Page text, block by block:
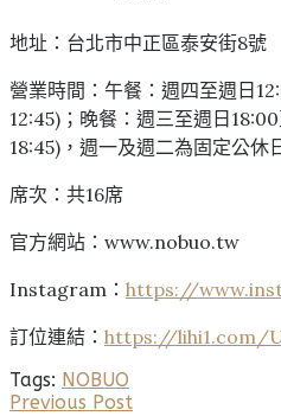
地址：台北市中正區泰安街8號
營業時間：午餐：週四至週日
12:45)；晚餐：週三至週日
18:45)，週一及週二為固定公休
席次：共16席
官方網站：www.nobuo.tw
Instagram： https://
訂位連結： https://lihi1.com/
Tags: NOBUO
Previous Post